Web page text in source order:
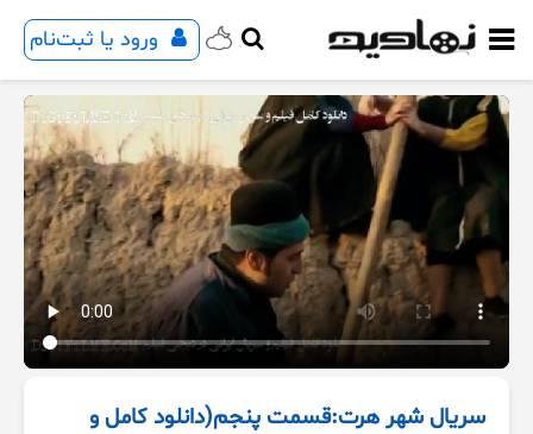
ورود یا ثبت‌نام
سریال شهر هرت:قسمت پنجم(دانلود کامل و